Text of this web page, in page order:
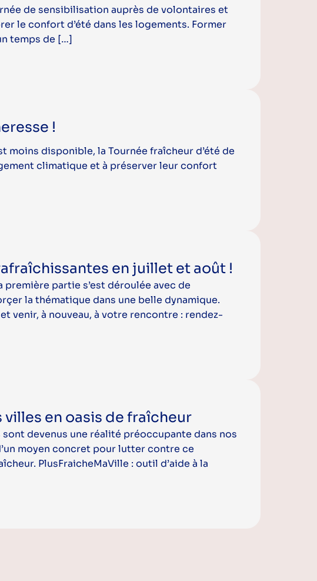
de sensibilisation auprès de volontaires et
le confort d’été dans les logements. Former
temps de […]
!
moins disponible, la Tournée fraîcheur d’été de
climatique et à préserver leur confort
en juillet et août !
partie s’est déroulée avec de
la thématique dans une belle dynamique.
venir, à nouveau, à votre rencontre : rendez-
villes en oasis de fraîcheur
devenus une réalité préoccupante dans nos
moyen concret pour lutter contre ce
PlusFraicheMaVille : outil d’aide à la